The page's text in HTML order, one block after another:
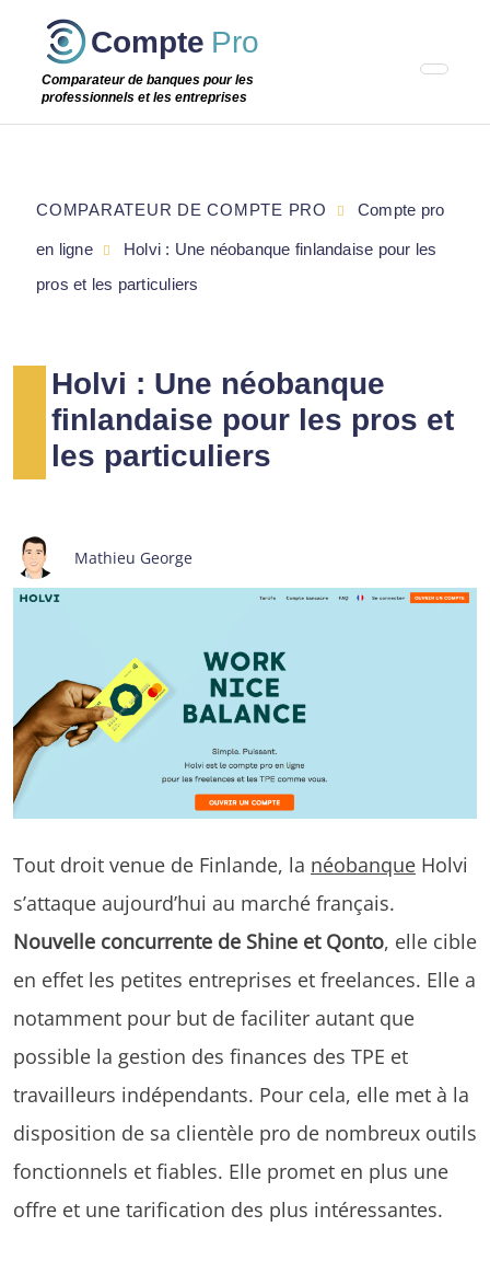
Passer
étape
Compte Pro
Comparateur de banques pour les
professionnels et les entreprises
Holvi : Une néobanque
finlandaise pour les pros et
les particuliers
Mathieu George
Tout droit venue de Finlande, la néobanque Holvi
s’attaque aujourd’hui au marché français.
Nouvelle concurrente de Shine et Qonto, elle cible
en effet les petites entreprises et freelances. Elle a
notamment pour but de faciliter autant que
possible la gestion des finances des TPE et
travailleurs indépendants. Pour cela, elle met à la
disposition de sa clientèle pro de nombreux outils
fonctionnels et fiables. Elle promet en plus une
offre et une tarification des plus intéressantes.
COMPARATEUR DE COMPTE PRO Compte pro
en ligne
Holvi : Une néobanque finlandaise pour les
pros et les particuliers